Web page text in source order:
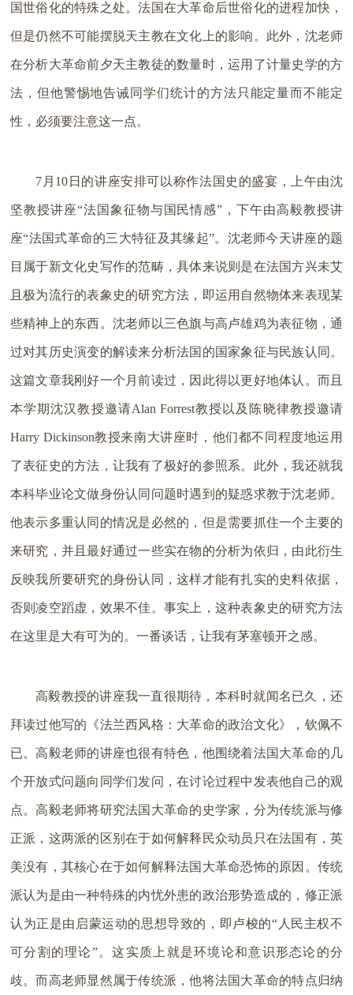
国世俗化的特殊之处。法国在大革命后世俗化的进程加快，
但是仍然不可能摆脱天主教在文化上的影响。此外，沈老师
在分析大革命前夕天主教徒的数量时，运用了计量史学的方
法，但他警惕地告诫同学们统计的方法只能定量而不能定
性，必须要注意这一点。
7月10日的讲座安排可以称作法国史的盛宴，上午由沈
坚教授讲座“法国象征物与国民情感”，下午由高毅教授讲
座“法国式革命的三大特征及其缘起”。沈老师今天讲座的题
目属于新文化史写作的范畴，具体来说则是在法国方兴未艾
且极为流行的表象史的研究方法，即运用自然物体来表现某
些精神上的东西。沈老师以三色旗与高卢雄鸡为表征物，通
过对其历史演变的解读来分析法国的国家象征与民族认同。
这篇文章我刚好一个月前读过，因此得以更好地体认。而且
本学期沈汉教授邀请Alan Forrest教授以及陈晓律教授邀请
Harry Dickinson教授来南大讲座时，他们都不同程度地运用
了表征史的方法，让我有了极好的参照系。此外，我还就我
本科毕业论文做身份认同问题时遇到的疑惑求教于沈老师。
他表示多重认同的情况是必然的，但是需要抓住一个主要的
来研究，并且最好通过一些实在物的分析为依归，由此衍生
反映我所要研究的身份认同，这样才能有扎实的史料依据，
否则凌空蹈虚，效果不佳。事实上，这种表象史的研究方法
在这里是大有可为的。一番谈话，让我有茅塞顿开之感。
高毅教授的讲座我一直很期待，本科时就闻名已久，还
拜读过他写的《法兰西风格：大革命的政治文化》，钦佩不
已。高毅老师的讲座也很有特色，他围绕着法国大革命的几
个开放式问题向同学们发问，在讨论过程中发表他自己的观
点。高毅老师将研究法国大革命的史学家，分为传统派与修
正派，这两派的区别在于如何解释民众动员只在法国有，英
美没有，其核心在于如何解释法国大革命恐怖的原因。传统
派认为是由一种特殊的内忧外患的政治形势造成的，修正派
认为正是由启蒙运动的思想导致的，即卢梭的“人民主权不
可分割的理论”。这实质上就是环境论和意识形态论的分
歧。而高老师显然属于传统派，他将法国大革命的特点归纳